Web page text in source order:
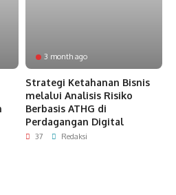
3 month ago
Strategi Ketahanan Bisnis
melalui Analisis Risiko
Berbasis ATHG di
Perdagangan Digital
37 Redaksi